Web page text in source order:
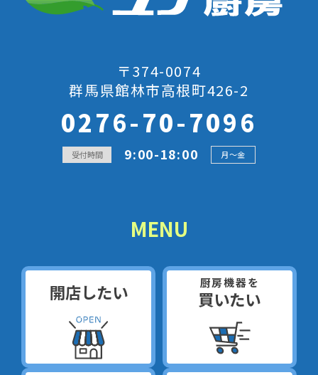
〒374-0074
群馬県館林市高根町426-2
0276-70-7096
受付時間 9:00-18:00 月～金
MENU
開店したい 厨房機器を
買いたい